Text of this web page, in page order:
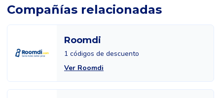
Compañías relacionadas
Roomdi
1 códigos de descuento
Ver Roomdi